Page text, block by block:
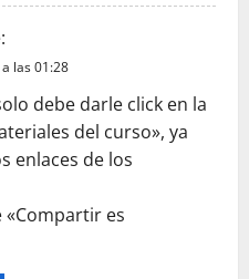
las 01:28
debe darle click en la
del curso», ya
enlaces de los
«Compartir es